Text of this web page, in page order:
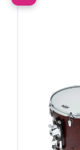
Concert